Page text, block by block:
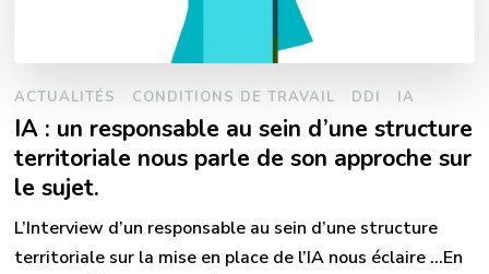
ACTUALITÉS CONDITIONS DE TRAVAIL DDI IA
IA : un responsable au sein d’une structure
territoriale nous parle de son approche sur
le sujet.
L’Interview d’un responsable au sein d’une structure
territoriale sur la mise en place de l’IA nous éclaire …En